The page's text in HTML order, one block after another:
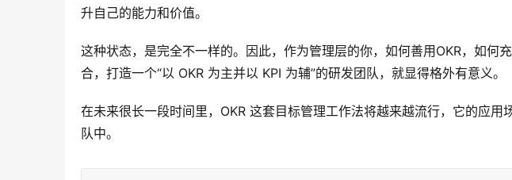
升自己的能力和价值。
这种状态，是完全不一样的。因此，作为管理层的你，如何善用OKR，如何
合，打造一个“以 OKR 为主并以 KPI 为辅”的研发团队，就显得格外有意义。
在未来很长一段时间里，OKR 这套目标管理工作法将越来越流行，它的应用
队中。